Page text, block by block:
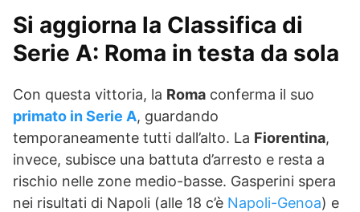
Si aggiorna la Classifica di
Serie A: Roma in testa da sola
Con questa vittoria, la Roma conferma il suo
primato in Serie A, guardando
temporaneamente tutti dall’alto. La Fiorentina,
invece, subisce una battuta d’arresto e resta a
rischio nelle zone medio-basse. Gasperini spera
nei risultati di Napoli (alle 18 c’è Napoli-Genoa) e